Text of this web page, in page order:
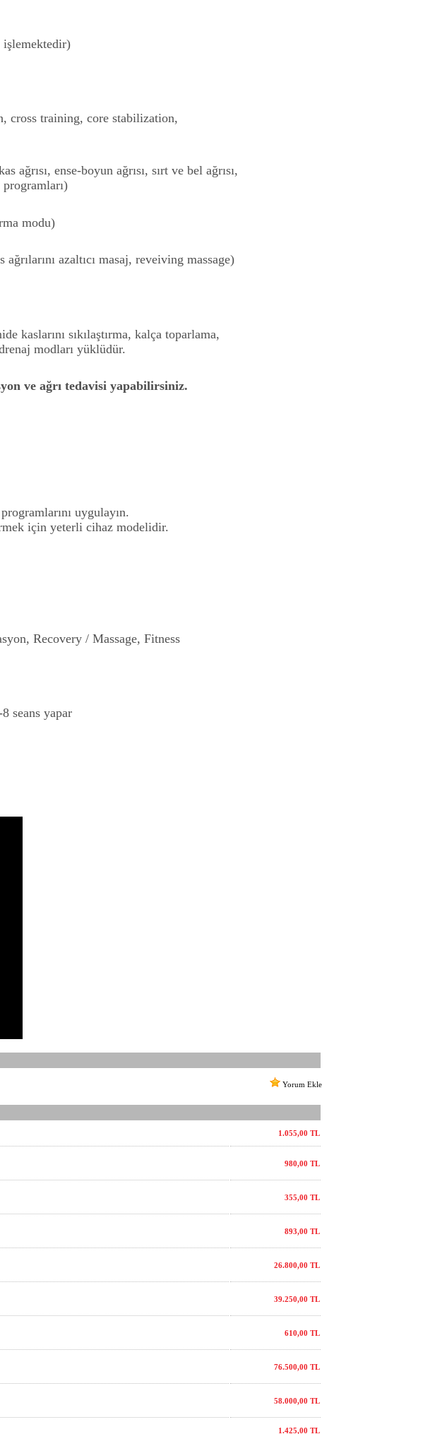
cross training, core stabilization,
ense-boyun ağrısı, sırt ve bel ağrısı,
modu)
azaltıcı masaj, reveiving massage)
kaslarını sıkılaştırma, kalça toparlama,
modları yüklüdür.
ve ağrı tedavisi yapabilirsiniz.
uygulayın.
için yeterli cihaz modelidir.
Recovery / Massage, Fitness
seans yapar
Yorum Ekle
1.055,00 TL
980,00 TL
355,00 TL
893,00 TL
26.800,00 TL
39.250,00 TL
610,00 TL
76.500,00 TL
58.000,00 TL
1.425,00 TL